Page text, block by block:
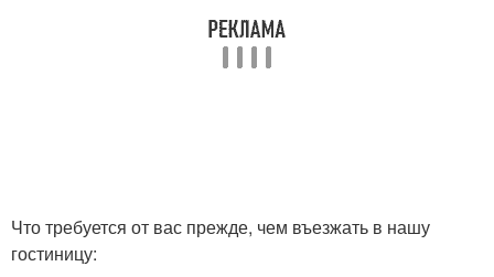
Что требуется от вас прежде, чем въезжать в нашу
гостиницу: